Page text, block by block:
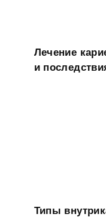
Лечение
и
Типы